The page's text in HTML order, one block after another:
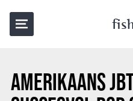
AMERIKAANS
TERUG NAAR OVERZICHT